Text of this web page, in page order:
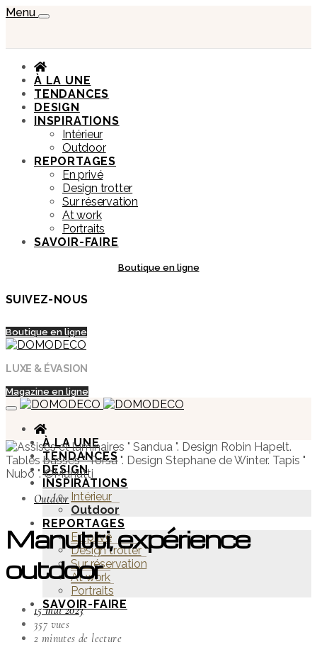
Menu
À LA UNE
TENDANCES
DESIGN
INSPIRATIONS
Intérieur
Outdoor
REPORTAGES
En privé
Design trotter
Sur réservation
At work
Portraits
SAVOIR-FAIRE
Boutique en ligne
SUIVEZ-NOUS
Boutique en ligne
LUXE & ÉVASION
Magazine en ligne
À LA UNE
TENDANCES
DESIGN
INSPIRATIONS
Intérieur
Outdoor
REPORTAGES
En privé
Design trotter
Sur réservation
At work
Portraits
SAVOIR-FAIRE
Outdoor
Manutti, expérience
outdoor
15 mai 2023
357 vues
2 minutes de lecture